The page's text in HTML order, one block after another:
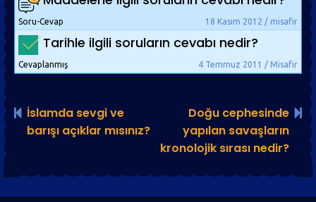
18 Kasım 2012 / misafir
Soru-Cevap
Tarihle ilgili soruların cevabı nedir?
4 Temmuz 2011 / Misafir
Cevaplanmış
İslamda sevgi ve
barışı açıklar mısınız?
Doğu cephesinde
yapılan savaşların
kronolojik sırası nedir?